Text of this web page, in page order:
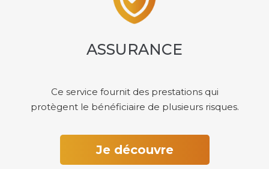
ASSURANCE
Ce service fournit des prestations qui
protègent le bénéficiaire de plusieurs risques.
Je découvre